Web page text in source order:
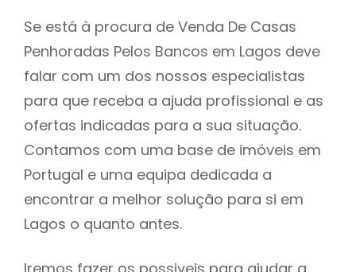
Se está à procura de Venda De Casas
Penhoradas Pelos Bancos em Lagos deve
falar com um dos nossos especialistas
para que receba a ajuda profissional e as
ofertas indicadas para a sua situação.
Contamos com uma base de imóveis em
Portugal e uma equipa dedicada a
encontrar a melhor solução para si em
Lagos o quanto antes.